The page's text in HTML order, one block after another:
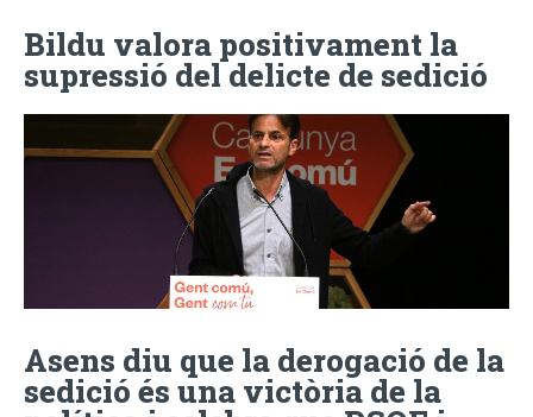
Bildu valora positivament la
supressió del delicte de sedició
Asens diu que la derogació de la
sedició és una victòria de la